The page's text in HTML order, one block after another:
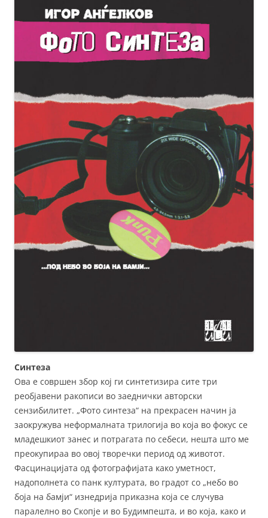
Синтеза
Ова е совршен збор кој ги синтетизира сите три
реобјавени ракописи во заеднички авторски
сензибилитет. „Фото синтеза“ на прекрасен начин ја
заокружува неформалната трилогија во која во фокус се
младешкиот занес и потрагата по себеси, нешта што ме
преокупираа во овој творечки период од животот.
Фасцинацијата од фотографијата како уметност,
надополнета со панк културата, во градот со „небо во
боја на бамји“ изнедрија приказна која се случува
паралелно во Скопје и во Будимпешта, и во која, како и